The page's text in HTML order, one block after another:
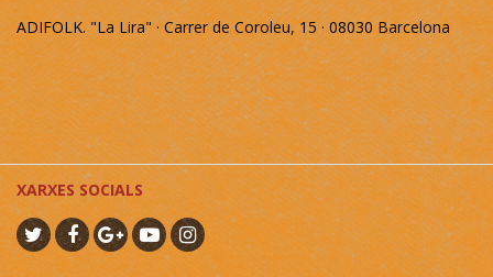
ADIFOLK. "La Lira" · Carrer de Coroleu, 15 · 08030 Barcelona
XARXES SOCIALS